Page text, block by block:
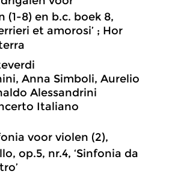
(1-8) en b.c. boek 8,
et amorosi’ ; Hor
Anna Simboli, Aurelio
Alessandrini
Italiano
voor violen (2),
op.5, nr.4, ‘Sinfonia da